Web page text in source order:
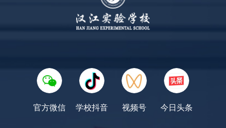
官方微信 学校抖音 视频号 今日头条